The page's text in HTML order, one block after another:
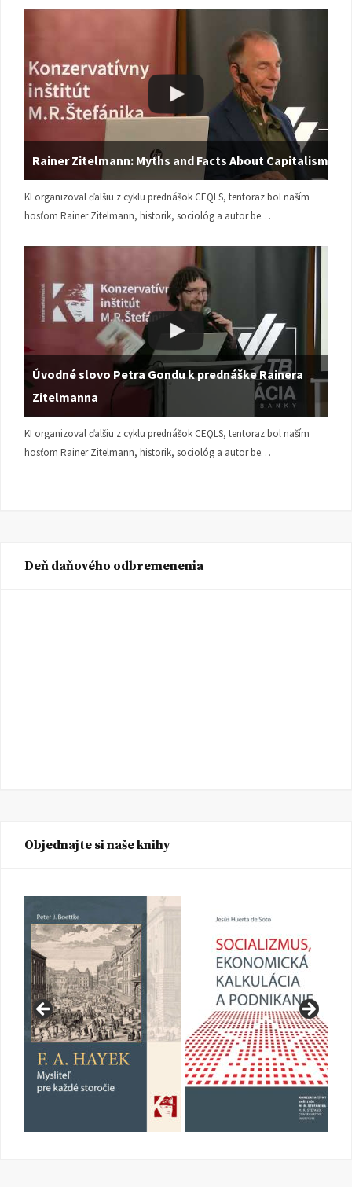
Rainer Zitelmann: Myths and Facts About Capitalism
KI organizoval ďalšiu z cyklu prednášok CEQLS, tentoraz bol naším
hosťom Rainer Zitelmann, historik, sociológ a autor be…
Úvodné slovo Petra Gondu k prednáške Rainera
Zitelmanna
KI organizoval ďalšiu z cyklu prednášok CEQLS, tentoraz bol naším
hosťom Rainer Zitelmann, historik, sociológ a autor be…
Deň daňového odbremenenia
Objednajte si naše knihy